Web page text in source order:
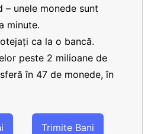
– unele monede sunt
minute.
ca la o bancă.
peste 2 milioane de
în 47 de monede, în
Trimite Bani